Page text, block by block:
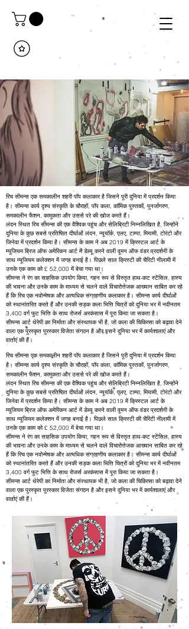
रिच सीमन्स एक समकालीन शहरी पॉप कलाकार है जिसने पूरी दुनिया में प्रदर्शन किया
है। सीमन्स कार्य दृश्य संस्कृति के चौराहों, पॉप कला, कॉमिक पुस्तकों, पुनर्जागरण,
समकालीन फैशन, कामुकता और उससे परे की खोज करते हैं।
लंदन स्थित रिच सीमन्स की एक वैश्विक पहुंच और सेलिब्रिटी निम्नलिखित है, जिन्होंने
दुनिया के कुछ सबसे प्रतिष्ठित दीर्घाओं लंदन, न्यूयॉर्क, एलए, टाम्पा, मियामी, टोरंटो और
जिनेवा में प्रदर्शन किया है। सीमन्स के काम ने अब 2019 में क्रिस्टल आर्ट के
म्यूजियम ब्रिज ऑफ अमेरिकन आर्ट में डेब्यू करने वाली वूमन ऑफ वंडर प्रदर्शनी के
साथ म्यूजियम कलेक्शन में जगह बनाई है। पिछले साल क्रिस्टी की चैरिटी नीलामी में
उनके एक काम को £ 52,000 में बेचा गया था।
सीमन्स ने रंग का साहसिक उपयोग किया, गहन रूप से विस्तृत हाथ-कट स्टेंसिल, हास्य
की भावना और उनके काम के माध्यम से चलने वाले विचारोत्तेजक आख्यान साबित कर रहे
हैं कि रिच एक नवोन्मेषक और अत्यधिक संग्रहणीय कलाकार है। सीमन्स कार्य दीर्घाओं
को स्थानांतरित करते हैं और उनकी सड़क कला भित्ति चित्रों को दुनिया भर में नवीनतम
3,400 वर्ग फुट भित्ति के साथ रोजर्स अरकंसास में पूरा किया जा सकता है।
सीमन्स आर्ट थेरेपी का निर्माता और संस्थापक भी है, जो कला की चिकित्सा को बढ़ावा देने
वाला एक पुरस्कृत पुरस्कार विजेता संगठन है और इसने दुनिया भर में कार्यशालाएं और
वार्ताएं की हैं।
रिच सीमन्स एक समकालीन शहरी पॉप कलाकार है जिसने पूरी दुनिया में प्रदर्शन किया
है। सीमन्स कार्य दृश्य संस्कृति के चौराहों, पॉप कला, कॉमिक पुस्तकों, पुनर्जागरण,
समकालीन फैशन, कामुकता और उससे परे की खोज करते हैं।
लंदन स्थित रिच सीमन्स की एक वैश्विक पहुंच और सेलिब्रिटी निम्नलिखित है, जिन्होंने
दुनिया के कुछ सबसे प्रतिष्ठित दीर्घाओं लंदन, न्यूयॉर्क, एलए, टाम्पा, मियामी, टोरंटो और
जिनेवा में प्रदर्शन किया है। सीमन्स के काम ने अब 2019 में क्रिस्टल आर्ट के
म्यूजियम ब्रिज ऑफ अमेरिकन आर्ट में डेब्यू करने वाली वूमन ऑफ वंडर प्रदर्शनी के
साथ म्यूजियम कलेक्शन में जगह बनाई है। पिछले साल क्रिस्टी की चैरिटी नीलामी में
उनके एक काम को £ 52,000 में बेचा गया था।
सीमन्स ने रंग का साहसिक उपयोग किया, गहन रूप से विस्तृत हाथ-कट स्टेंसिल, हास्य
की भावना और उनके काम के माध्यम से चलने वाले विचारोत्तेजक आख्यान साबित कर रहे
हैं कि रिच एक नवोन्मेषक और अत्यधिक संग्रहणीय कलाकार है। सीमन्स कार्य दीर्घाओं
को स्थानांतरित करते हैं और उनकी सड़क कला भित्ति चित्रों को दुनिया भर में नवीनतम
3,400 वर्ग फुट भित्ति के साथ रोजर्स अरकंसास में पूरा किया जा सकता है।
सीमन्स आर्ट थेरेपी का निर्माता और संस्थापक भी है, जो कला की चिकित्सा को बढ़ावा देने
वाला एक पुरस्कृत पुरस्कार विजेता संगठन है और इसने दुनिया भर में कार्यशालाएं और
वार्ताएं की हैं।